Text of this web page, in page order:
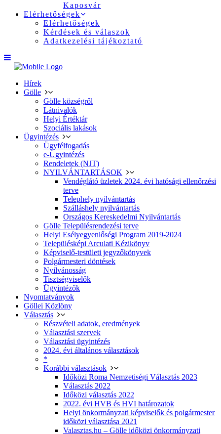
Kaposvár
Elérhetőségek
Elérhetőségek
Kérdések és válaszok
Adatkezelési tájékoztató
Hírek
Gölle
Gölle községről
Látnivalók
Helyi Értéktár
Szociális lakások
Ügyintézés
Ügyfélfogadás
e-Ügyintézés
Rendeletek (NJT)
NYILVÁNTARTÁSOK
Vendéglátó üzletek 2024. évi hatósági ellenőrzési
terve
Telephely nyilvántartás
Szálláshely nyilvántartás
Országos Kereskedelmi Nyilvántartás
Gölle Településrendezési terve
Helyi Esélyegyenlőségi Program 2019-2024
Településképi Arculati Kézikönyv
Képviselő-testületi jegyzőkönyvek
Polgármesteri döntések
Nyilvánosság
Tisztségviselők
Ügyintézők
Nyomtatványok
Göllei Közlöny
Választás
Részvételi adatok, eredmények
Választási szervek
Választási ügyintézés
2024. évi általános választások
*
Korábbi választások
Időközi Roma Nemzetiségi Választás 2023
Választás 2022
Időközi választás 2022
2022. évi HVB és HVI határozatok
Helyi önkormányzati képviselők és polgármester
időközi választása 2021
Valasztas.hu – Gölle időközi önkormányzati